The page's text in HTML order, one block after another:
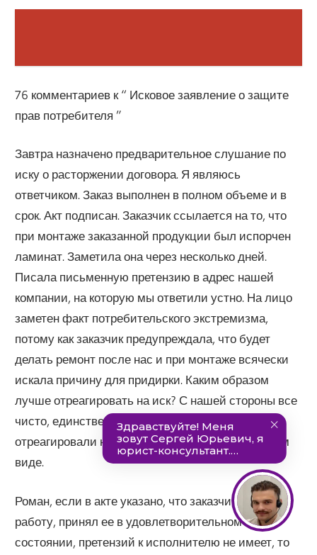
76 комментариев к “ Исковое заявление о защите
прав потребителя ”
Завтра назначено предварительное слушание по
иску о расторжении договора. Я являюсь
ответчиком. Заказ выполнен в полном объеме и в
срок. Акт подписан. Заказчик ссылается на то, что
при монтаже заказанной продукции был испорчен
ламинат. Заметила она через несколько дней.
Писала письменную претензию в адрес нашей
компании, на которую мы ответили устно. На лицо
заметен факт потребительского экстремизма,
потому как заказчик предупреждала, что будет
делать ремонт после нас и при монтаже всячески
искала причину для придирки. Каким образом
лучше отреагировать на иск? С нашей стороны все
чисто, единственная зацепка — это то, что мы не
отреагировали на заявление истца в письменном
виде.
Роман, если в акте указано, что заказчик осмотрел
работу, принял ее в удовлетворительном
состоянии, претензий к исполнителю не имеет, то